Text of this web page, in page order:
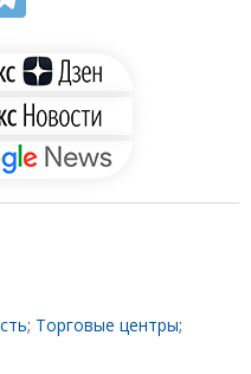
; Торговые центры;